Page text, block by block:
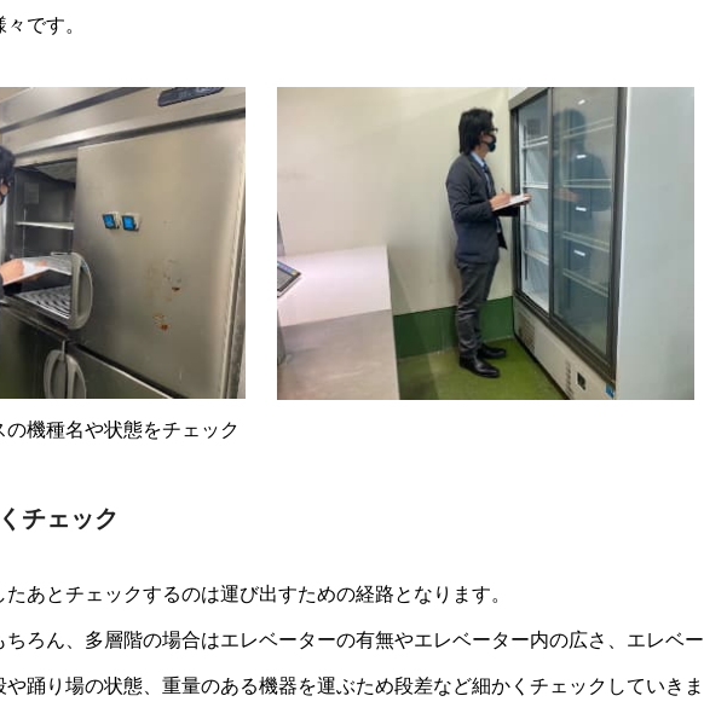
です。
機種名や状態をチェック
チェック
あとチェックするのは運び出すための経路となります。
ちろん、多層階の場合はエレベーターの有無やエレベーター内の広さ、エレベー
や踊り場の状態、重量のある機器を運ぶため段差など細かくチェックしていきま